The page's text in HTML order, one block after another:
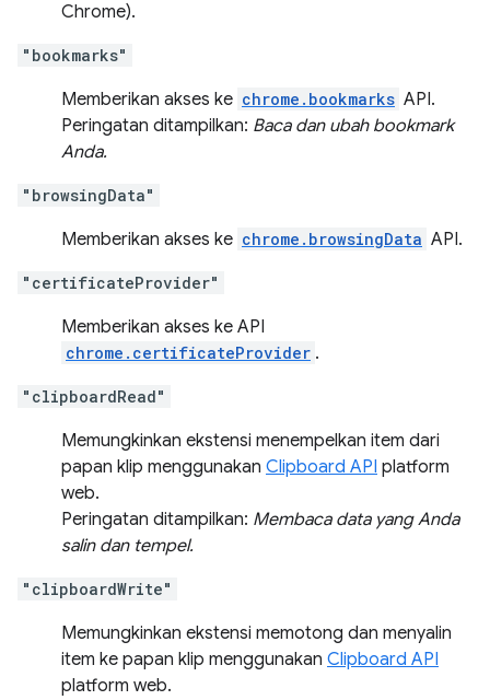
Chrome).
"bookmarks"
Memberikan akses ke chrome.bookmarks API.
Peringatan ditampilkan: Baca dan ubah bookmark
Anda.
"browsingData"
Memberikan akses ke chrome.browsingData API.
"certificateProvider"
Memberikan akses ke API
chrome.certificateProvider .
"clipboardRead"
Memungkinkan ekstensi menempelkan item dari
papan klip menggunakan Clipboard API platform
web.
Peringatan ditampilkan: Membaca data yang Anda
salin dan tempel.
"clipboardWrite"
Memungkinkan ekstensi memotong dan menyalin
item ke papan klip menggunakan Clipboard API
platform web.